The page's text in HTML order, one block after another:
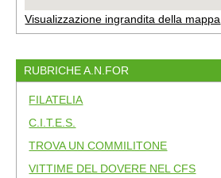
Visualizzazione ingrandita della mappa
RUBRICHE A.N.FOR
FILATELIA
C.I.T.E.S.
TROVA UN COMMILITONE
VITTIME DEL DOVERE NEL CFS